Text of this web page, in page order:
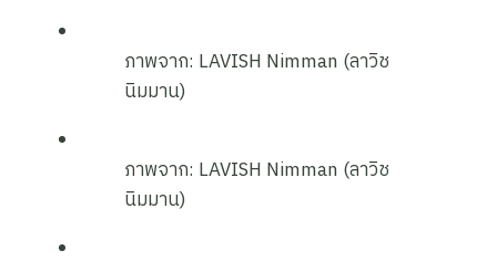
ภาพจาก: LAVISH Nimman (ลาวิช
นิมมาน)
ภาพจาก: LAVISH Nimman (ลาวิช
นิมมาน)